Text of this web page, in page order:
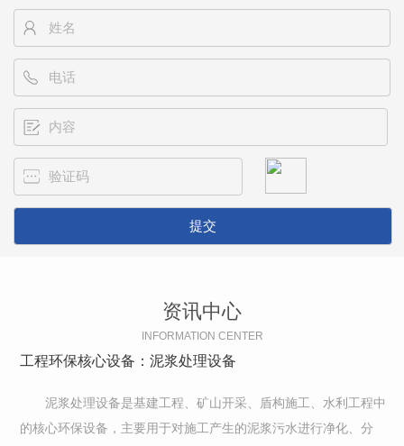
资讯中心
INFORMATION CENTER
工程环保核心设备：泥浆处理设备
泥浆处理设备是基建工程、矿山开采、盾构施工、水利工程中
的核心环保设备，主要用于对施工产生的泥浆污水进行净化、分